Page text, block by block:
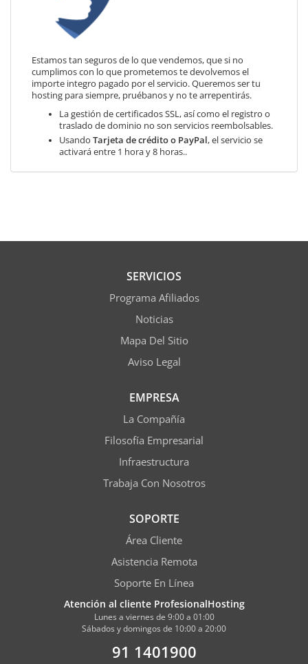
Estamos tan seguros de lo que vendemos, que si no
cumplimos con lo que prometemos te devolvemos el
importe integro pagado por el servicio. Queremos ser tu
hosting para siempre, pruébanos y no te arrepentirás.
La gestión de certificados SSL, así como el registro o
traslado de dominio no son servicios reembolsables.
Usando Tarjeta de crédito o PayPal, el servicio se
activará entre 1 hora y 8 horas..
SERVICIOS
Programa Afiliados
Noticias
Mapa Del Sitio
Aviso Legal
EMPRESA
La Compañía
Filosofía Empresarial
Infraestructura
Trabaja Con Nosotros
SOPORTE
Área Cliente
Asistencia Remota
Soporte En Línea
Atención al cliente ProfesionalHosting
Lunes a viernes de 9:00 a 01:00
Sábados y domingos de 10:00 a 20:00
91 1401900